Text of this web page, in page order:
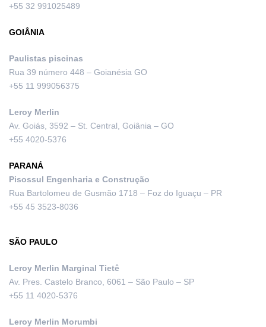
SÃO PAULO
Leroy Merlin Marginal Tietê
Av. Pres. Castelo Branco, 6061 – São Paulo – SP
+55 11 4020-5376
Leroy Merlin Morumbi
+55 32 991025489
GOIÂNIA
Paulistas piscinas
Rua 39 número 448 – Goianésia GO
+55 11 999056375
Leroy Merlin
Av. Goiás, 3592 – St. Central, Goiânia – GO
+55 4020-5376
PARANÁ
Pisossul Engenharia e Construção
Rua Bartolomeu de Gusmão 1718 – Foz do Iguaçu – PR
+55 45 3523-8036